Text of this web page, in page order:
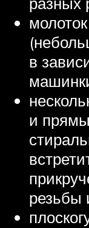
в
и
резьбы